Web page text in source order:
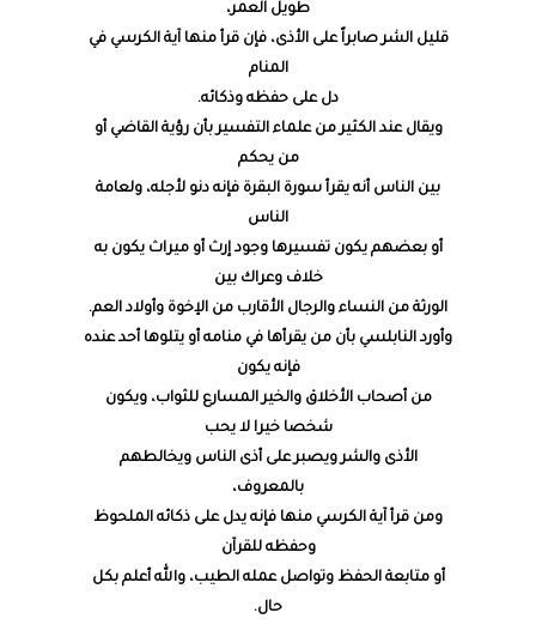
طويل العمر،
قليل الشر صابراً على الأذى، فإن قرأ منها آية الكرسي في
المنام
دل على حفظه وذكائه.
ويقال عند الكثير من علماء التفسير بأن رؤية القاضي أو
من يحكم
بين الناس أنه يقرأ سورة البقرة فإنه دنو لأجله، ولعامة
الناس
أو بعضهم يكون تفسيرها وجود إرث أو ميراث يكون به
خلاف وعراك بين
الورثة من النساء والرجال الأقارب من الإخوة وأولاد العم.
وأورد النابلسي بأن من يقرأها في منامه أو يتلوها أحد عنده
فإنه يكون
من أصحاب الأخلاق والخير المسارع للثواب، ويكون
شخصا خيرا لا يحب
الأذى والشر ويصبر على أذى الناس ويخالطهم
بالمعروف،
ومن قرأ آية الكرسي منها فإنه يدل على ذكائه الملحوظ
وحفظه للقرآن
أو متابعة الحفظ وتواصل عمله الطيب، والله أعلم بكل
حال.